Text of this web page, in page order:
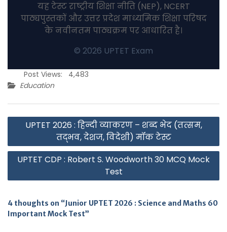
यह टेस्ट राष्ट्रीय शिक्षा नीति (NEP), NCERT
पाठ्यपुस्तकों और उत्तर प्रदेश माध्यमिक शिक्षा परिषद
के नवीनतम पाठ्यक्रम पर आधारित है।
© 2026 UPTET Exam
Post Views:
4,483
Education
Post
navigation
UPTET 2026 : हिन्दी व्याकरण – शब्द भेद (तत्सम,
तद्भव, देशज, विदेशी) मॉक टेस्ट
UPTET CDP : Robert S. Woodworth 30 MCQ Mock
Test
4 thoughts on “Junior UPTET 2026 : Science and Maths 60
Important Mock Test”